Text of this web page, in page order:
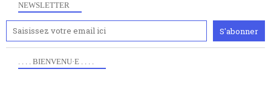
NEWSLETTER
. . . . BIENVENU·E . . . .